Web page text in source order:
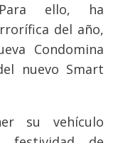
ello, ha
del año,
Condomina
nuevo Smart
su vehículo